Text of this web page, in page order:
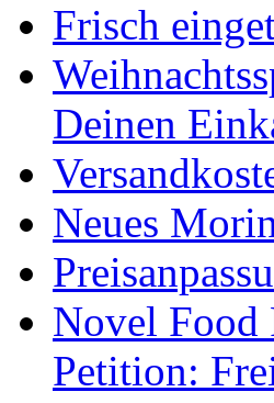
Frisch
Deinen
Neues
Novel Food
Petition: